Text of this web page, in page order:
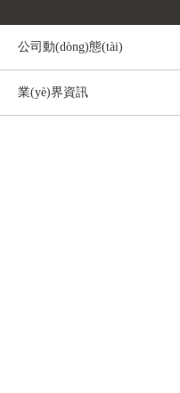
公司動(dòng)態(tài)
業(yè)界資訊